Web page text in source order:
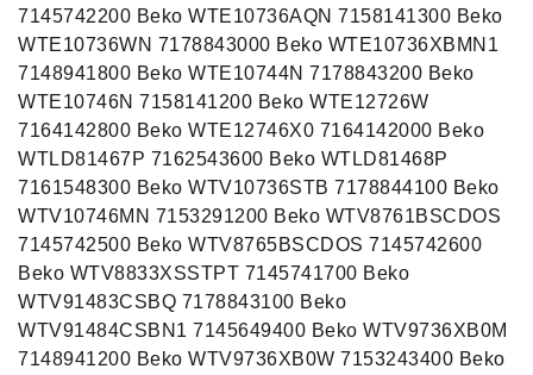
7145742200 Beko WTE10736AQN 7158141300 Beko
WTE10736WN 7178843000 Beko WTE10736XBMN1
7148941800 Beko WTE10744N 7178843200 Beko
WTE10746N 7158141200 Beko WTE12726W
7164142800 Beko WTE12746X0 7164142000 Beko
WTLD81467P 7162543600 Beko WTLD81468P
7161548300 Beko WTV10736STB 7178844100 Beko
WTV10746MN 7153291200 Beko WTV8761BSCDOS
7145742500 Beko WTV8765BSCDOS 7145742600
Beko WTV8833XSSTPT 7145741700 Beko
WTV91483CSBQ 7178843100 Beko
WTV91484CSBN1 7145649400 Beko WTV9736XB0M
7148941200 Beko WTV9736XB0W 7153243400 Beko